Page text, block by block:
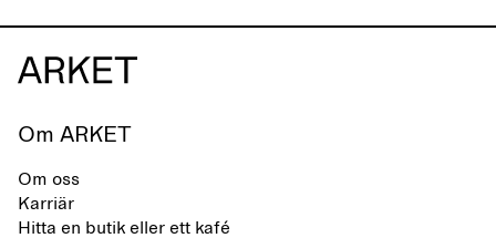
Om ARKET
Om oss
Karriär
Hitta en butik eller ett kafé